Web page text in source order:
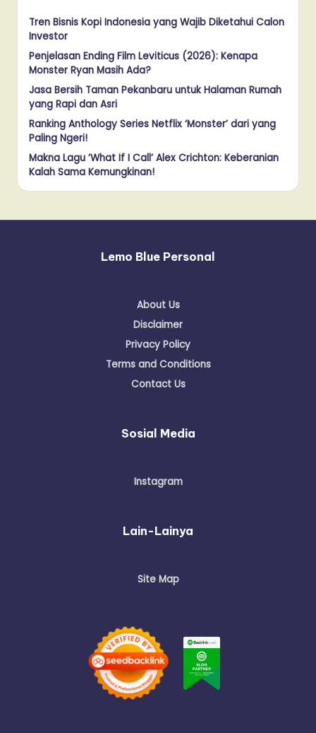
Tren Bisnis Kopi Indonesia yang Wajib Diketahui Calon
Investor
Penjelasan Ending Film Leviticus (2026): Kenapa
Monster Ryan Masih Ada?
Jasa Bersih Taman Pekanbaru untuk Halaman Rumah
yang Rapi dan Asri
Ranking Anthology Series Netflix ‘Monster’ dari yang
Paling Ngeri!
Makna Lagu ‘What If I Call’ Alex Crichton: Keberanian
Kalah Sama Kemungkinan!
Lemo Blue Personal
About Us
Disclaimer
Privacy Policy
Terms and Conditions
Contact Us
Sosial Media
Instagram
Lain-Lainya
Site Map